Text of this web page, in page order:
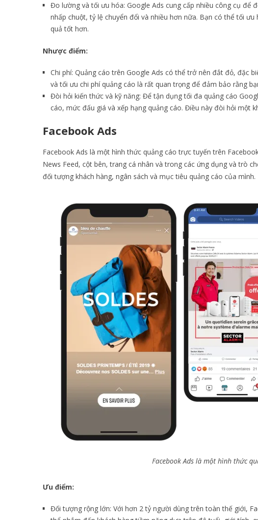
Đo lường và tối ưu hóa: Google Ads cung cấp nhiều công cụ
nhấp chuột, tỷ lệ chuyển đổi và nhiều hơn nữa. Bạn có thể tối
quả tốt hơn.
Nhược điểm:
Chi phí: Quảng cáo trên Google Ads có thể trở nên đắt đỏ, đặc
và tối ưu chi phí quảng cáo là rất quan trọng để đảm bảo rằng
Đòi hỏi kiến thức và kỹ năng: Để tận dụng tối đa quảng cáo
cáo, mức đấu giá và xếp hạng quảng cáo. Điều này đòi hỏi một
Facebook Ads
Facebook Ads là một hình thức quảng cáo trực tuyến trên
News Feed, cột bên, trang cá nhân và trong các ứng dụng và trò
đối tượng khách hàng, ngân sách và mục tiêu quảng cáo của mình.
Facebook Ads là một hình thức
Ưu điểm:
Đối tượng rộng lớn: Với hơn 2 tỷ người dùng trên toàn thế giới,